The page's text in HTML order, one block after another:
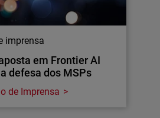
imprensa
em Frontier AI
defesa dos MSPs
de Imprensa